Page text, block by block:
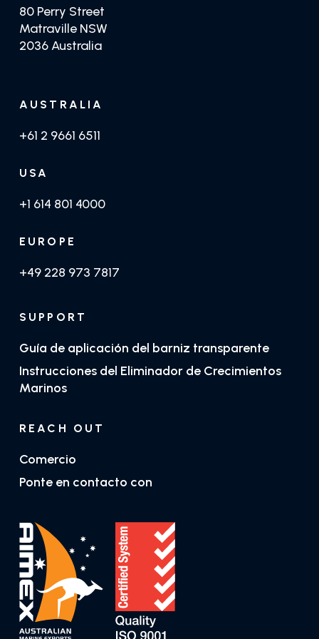
80 Perry Street
Matraville NSW
2036 Australia
AUSTRALIA
+61 2 9661 6511
USA
+1 614 801 4000
EUROPE
+49 228 973 7817
SUPPORT
Guía de aplicación del barniz transparente
Instrucciones del Eliminador de Crecimientos
Marinos
REACH OUT
Comercio
Ponte en contacto con